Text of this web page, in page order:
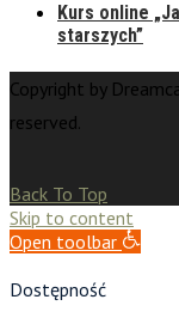
Kurs online
starszych”
Copyright by
reserved.
Back To Top
Skip to content
Open toolbar
Dostępność